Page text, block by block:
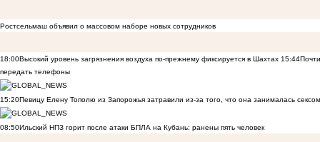
Ростсельмаш объявил о массовом наборе новых сотрудников
18:00Высокий уровень загрязнения воздуха по-прежнему фиксируется в Шахтах 15:44
передать телефоны
15:20Певицу Елену Тополю из Запорожья затравили из-за того, что она занималась
08:50Ильский НПЗ горит после атаки БПЛА на Кубань: ранены пять человек